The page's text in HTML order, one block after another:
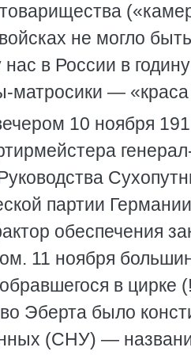
товарищества
не могло
в России в
матросики —
10 ноября
партии
обеспечения
11 ноября
в
Эберта было
(СНУ) —